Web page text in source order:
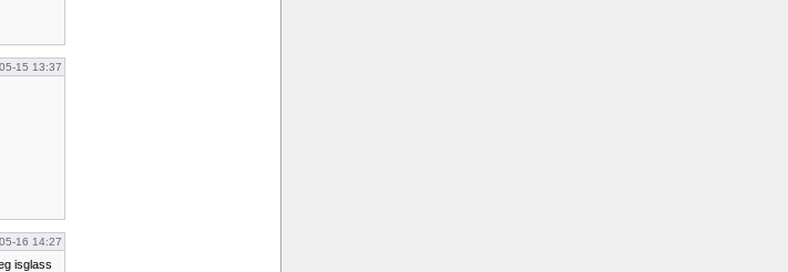
15 13:37
16 14:27
isglass